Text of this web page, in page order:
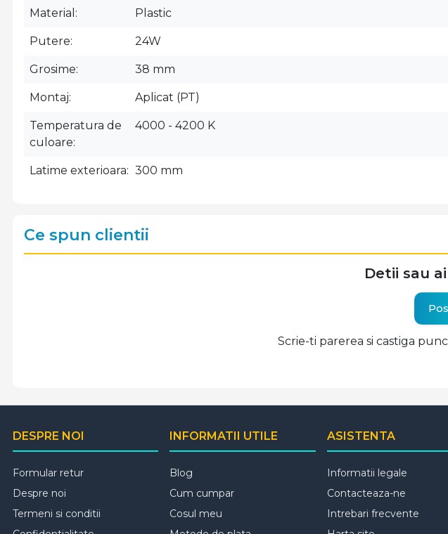
Material Plastic
Putere 24W
Grosime 38 mm
Montaj Aplicat (PT)
Temperatura de
culoare
4000 - 4200 K
Latime exterioara 300 mm
Ce spun clientii
Detii sau
Scrie-ti parerea si castiga
DESPRE NOI
Formular retur
Despre noi
Termeni si conditii
INFORMATII UTILE
Blog
Cum cumpar
Cosul meu
ASISTENTA
Informatii legale
Contacteaza-ne
Intrebari frecvente